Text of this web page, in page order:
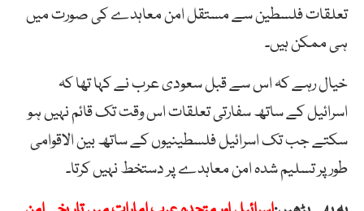
تعلقات فلسطین سے مستقل امن معاہدے کی صورت میں
ہی ممکن ہیں۔
خیال رہے کہ اس سے قبل سعودی عرب نے کہا تھا کہ
اسرائیل کے ساتھ سفارتی تعلقات اس وقت تک قائم نہیں ہو
سکتے جب تک اسرائیل فلسطینیوں کے ساتھ بین الاقوامی
طور پر تسلیم شدہ امن معاہدے پر دستخط نہیں کرتا۔